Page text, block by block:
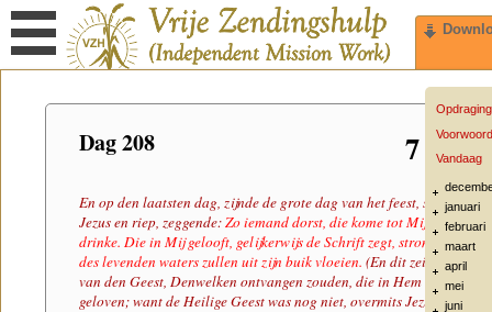
Opdraging
Voorwoord
Vandaag
januari
februari
maart
april
mei
juni
7 juli
Dag 208
En op den laatsten dag, zijnde de grote dag van het feest, stond
Jezus en riep, zeggende:Zo iemand dorst, die kome tot Mij en
drinke. Die in Mij gelooft, gelijkerwijs de Schrift zegt, stromen
des levenden waters zullen uit zijn buik vloeien. (En dit zeide Hij
van den Geest, Denwelken ontvangen zouden, die in Hem
geloven; want de Heilige Geest was nog niet, overmits Jezus nog